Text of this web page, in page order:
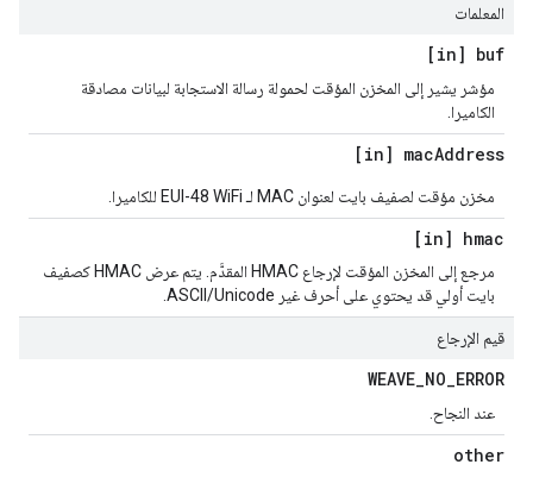
المعلمات
[in] buf
مؤشر يشير إلى المخزن المؤقت لحمولة رسالة الاستجابة لبيانات مصادقة
الكاميرا.
[in] macAddress
مخزن مؤقت لصفيف بايت لعنوان MAC لـ EUI-48 WiFi للكاميرا.
[in] hmac
مرجع إلى المخزن المؤقت لإرجاع HMAC المقدَّم. يتم عرض HMAC كصفيف
بايت أولي قد يحتوي على أحرف غير ASCII/Unicode.
قيم الإرجاع
WEAVE_NO_ERROR
عند النجاح.
other